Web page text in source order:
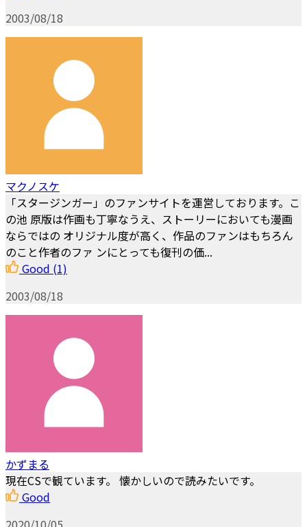
2003/08/18
マクノスケ
「スタージンガー」のファンサイトを運営しております。こ
の池 原版は作画も丁寧なうえ、ストーリーにおいても漫画
ならではの オリジナル度が高く、作品のファンはもちろん
のこと作者のファ ンにとっても復刊の価...
Good (1)
2003/08/18
かずまる
現在CSで観ています。 懐かしいので読みたいです。
Good